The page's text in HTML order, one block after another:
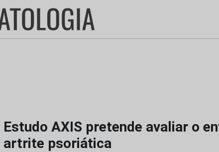
Estudo AXIS pretende avaliar o
artrite psoriática